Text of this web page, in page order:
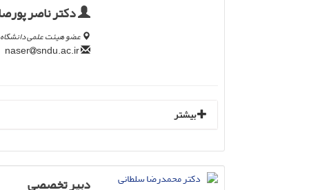
دکتر ناصر
عضو هیئت علمی دانشگاه
sndu.ac.ir
بیشتر
دبیر تخصصی